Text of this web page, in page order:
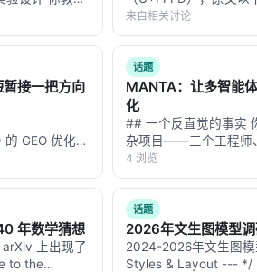
语对话。然后
日语。 听起
「Hugging Face 自己
**： > 所有可能删除
Run（模拟执行…
来自相关讨论
接一把方向
GEO 优化版
数据和
论**：本文解
话题
MANTA：让多智能
化
## 一个反直觉的事实
杂项目——三个工程师
型汇报结构。任务启动
被分到了工具调用和
而验证者和工程师之
4 浏览
年数学猜想
上出现了
to the
话题
2026年文生图模型
2024-2026年文生图
Styles & Layout --- */